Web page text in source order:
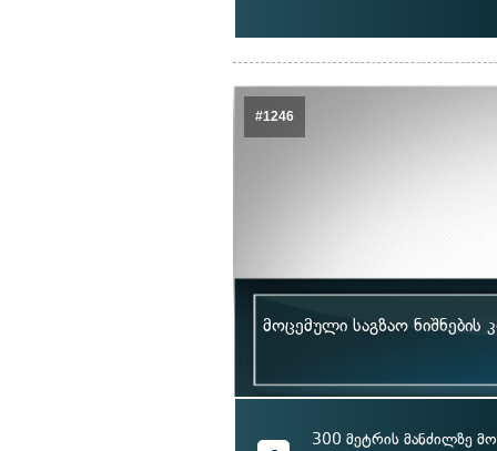
#1246
მოცემული საგზაო ნიშნების
300 მეტრის მანძილზე